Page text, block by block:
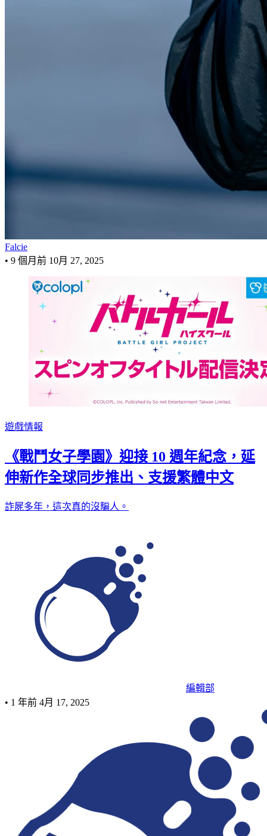
Falcie
• 9 個月前 10月 27, 2025
遊戲情報
《戰鬥女子學園》迎接 10 週年紀念，延
伸新作全球同步推出、支援繁體中文
詐屍多年，這次真的沒騙人。
編輯部
• 1 年前 4月 17, 2025